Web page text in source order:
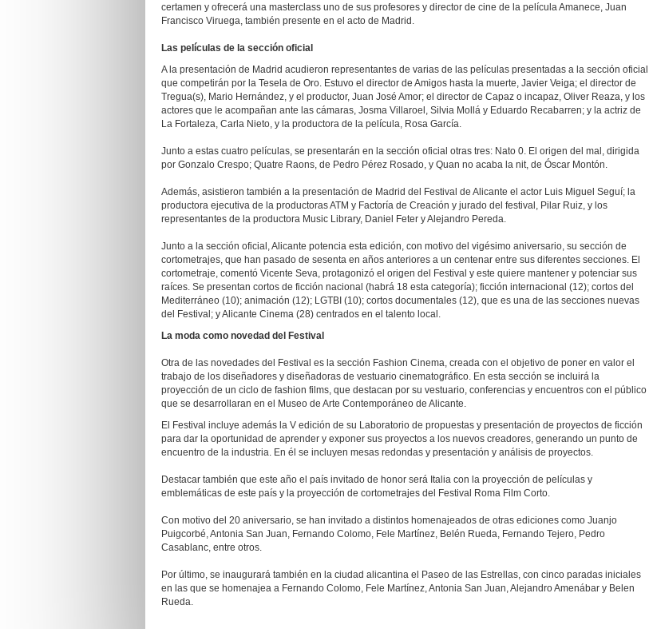
certamen y ofrecerá una masterclass uno de sus profesores y director de cine de la película Amanece, Juan
Francisco Viruega, también presente en el acto de Madrid.
Las películas de la sección oficial
A la presentación de Madrid acudieron representantes de varias de las películas presentadas a la sección oficial
que competirán por la Tesela de Oro. Estuvo el director de Amigos hasta la muerte, Javier Veiga; el director de
Tregua(s), Mario Hernández, y el productor, Juan José Amor; el director de Capaz o incapaz, Oliver Reaza, y los
actores que le acompañan ante las cámaras, Josma Villaroel, Silvia Mollá y Eduardo Recabarren; y la actriz de
La Fortaleza, Carla Nieto, y la productora de la película, Rosa García.
Junto a estas cuatro películas, se presentarán en la sección oficial otras tres: Nato 0. El origen del mal, dirigida
por Gonzalo Crespo; Quatre Raons, de Pedro Pérez Rosado, y Quan no acaba la nit, de Óscar Montón.
Además, asistieron también a la presentación de Madrid del Festival de Alicante el actor Luis Miguel Seguí; la
productora ejecutiva de la productoras ATM y Factoría de Creación y jurado del festival, Pilar Ruiz, y los
representantes de la productora Music Library, Daniel Feter y Alejandro Pereda.
Junto a la sección oficial, Alicante potencia esta edición, con motivo del vigésimo aniversario, su sección de
cortometrajes, que han pasado de sesenta en años anteriores a un centenar entre sus diferentes secciones. El
cortometraje, comentó Vicente Seva, protagonizó el origen del Festival y este quiere mantener y potenciar sus
raíces. Se presentan cortos de ficción nacional (habrá 18 esta categoría); ficción internacional (12); cortos del
Mediterráneo (10); animación (12); LGTBI (10); cortos documentales (12), que es una de las secciones nuevas
del Festival; y Alicante Cinema (28) centrados en el talento local.
La moda como novedad del Festival
Otra de las novedades del Festival es la sección Fashion Cinema, creada con el objetivo de poner en valor el
trabajo de los diseñadores y diseñadoras de vestuario cinematográfico. En esta sección se incluirá la
proyección de un ciclo de fashion films, que destacan por su vestuario, conferencias y encuentros con el público
que se desarrollaran en el Museo de Arte Contemporáneo de Alicante.
El Festival incluye además la V edición de su Laboratorio de propuestas y presentación de proyectos de ficción
para dar la oportunidad de aprender y exponer sus proyectos a los nuevos creadores, generando un punto de
encuentro de la industria. En él se incluyen mesas redondas y presentación y análisis de proyectos.
Destacar también que este año el país invitado de honor será Italia con la proyección de películas y
emblemáticas de este país y la proyección de cortometrajes del Festival Roma Film Corto.
Con motivo del 20 aniversario, se han invitado a distintos homenajeados de otras ediciones como Juanjo
Puigcorbé, Antonia San Juan, Fernando Colomo, Fele Martínez, Belén Rueda, Fernando Tejero, Pedro
Casablanc, entre otros.
Por último, se inaugurará también en la ciudad alicantina el Paseo de las Estrellas, con cinco paradas iniciales
en las que se homenajea a Fernando Colomo, Fele Martínez, Antonia San Juan, Alejandro Amenábar y Belen
Rueda.